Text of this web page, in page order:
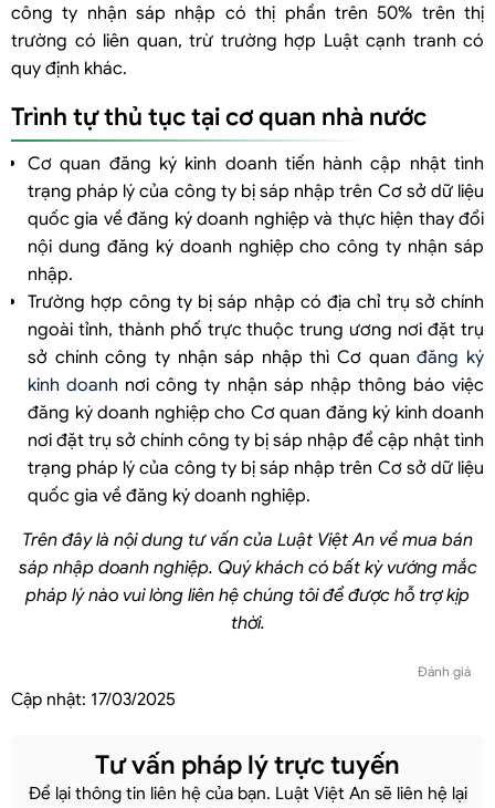
công ty nhận sáp nhập có thị phần trên 50% trên thị
trường có liên quan, trừ trường hợp Luật cạnh tranh có
quy định khác.
Trình tự thủ tục tại cơ quan nhà nước
Cơ quan đăng ký kinh doanh tiến hành cập nhật tình
trạng pháp lý của công ty bị sáp nhập trên Cơ sở dữ liệu
quốc gia về đăng ký doanh nghiệp và thực hiện thay đổi
nội dung đăng ký doanh nghiệp cho công ty nhận sáp
nhập.
Trường hợp công ty bị sáp nhập có địa chỉ trụ sở chính
ngoài tỉnh, thành phố trực thuộc trung ương nơi đặt trụ
sở chính công ty nhận sáp nhập thì Cơ quanđăng ký
kinh doanh nơi công ty nhận sáp nhập thông báo việc
đăng ký doanh nghiệp cho Cơ quan đăng ký kinh doanh
nơi đặt trụ sở chính công ty bị sáp nhập để cập nhật tình
trạng pháp lý của công ty bị sáp nhập trên Cơ sở dữ liệu
quốc gia về đăng ký doanh nghiệp.
Trên đây là nội dung tư vấn của Luật Việt An về mua bán
sáp nhập doanh nghiệp. Quý khách có bất kỳ vướng mắc
pháp lý nào vui lòng liên hệ chúng tôi để được hỗ trợ kịp
thời.
Đánh giá
Cập nhật: 17/03/2025
Tư vấn pháp lý trực tuyến
Để lại thông tin liên hệ của bạn. Luật Việt An sẽ liên hệ lại